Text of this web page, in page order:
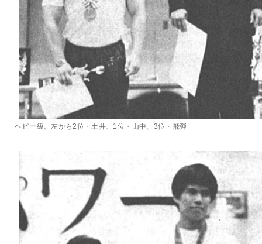
ヘビー級。左から2位・土井、1位・山中、3位・飛弾